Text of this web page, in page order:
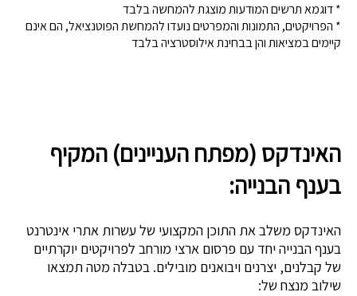
* דוגמא תרשים המודעות מוצגת להמחשה בלבד
* הפרויקטים, התמונות והמפרטים נועדו להמחשת הפוטנציאל, הם אינם
קיימים במציאות והן בבחינת אילוסטרציה בלבד
האינדקס (מפתח העניינים) המקיף
בענף הבנייה:
האינדקס משלב את התוכן המקצועי של עשרות אתרי אינטרנט
בענף הבנייה יחד עם פרסום ארצי מורחב לפרויקטים יוקרתיים
של קבלנים, יצרנים ויבואנים מובילים. בטבלה מטה תמצאו
שילוב מנצח של: